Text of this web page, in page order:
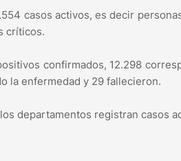
casos activos, es decir
críticos.
confirmados, 12.298
la enfermedad y 29 fallecieron.
departamentos registran casos